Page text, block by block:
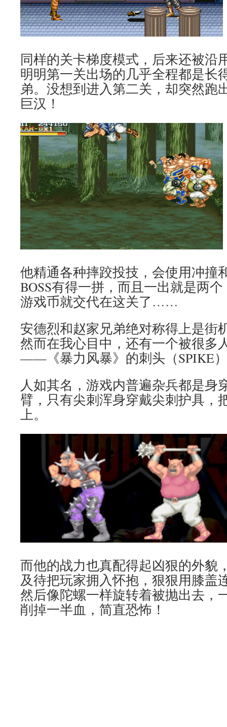
同样的关卡梯度模式，后来还被沿
明明第一关出场的几乎全程都是长
弟。没想到进入第二关，却突然跑
巨汉！
他精通各种摔跤投技，会使用冲撞
BOSS有得一拼，而且一出就是两
游戏币就交代在这关了……
安德烈和赵家兄弟绝对称得上是街
然而在我心目中，还有一个被很多
——《暴力风暴》的刺头（SPIKE）
人如其名，游戏内普遍杂兵都是身
臂，只有尖刺浑身穿戴尖刺护具，
上。
而他的战力也真配得起凶狠的外貌
及待把玩家拥入怀抱，狠狠用膝盖
然后像陀螺一样旋转着被抛出去，
削掉一半血，简直恐怖！